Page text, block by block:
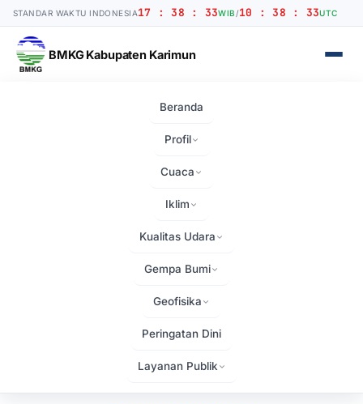
STANDAR WAKTU INDONESIA17 : 38 : 33WIB /10 : 38 : 33UTC
BMKG Kabupaten Karimun
Beranda
Profil
Cuaca
Iklim
Kualitas Udara
Gempa Bumi
Geofisika
Peringatan Dini
Layanan Publik